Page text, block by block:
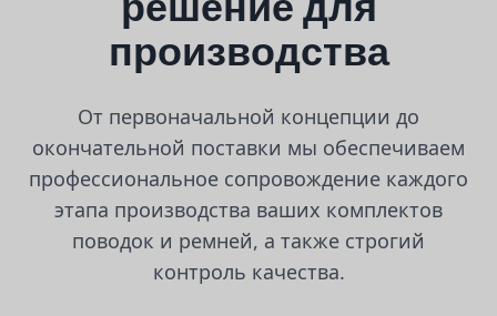
производства
От первоначальной концепции до
окончательной поставки мы обеспечиваем
профессиональное сопровождение каждого
этапа производства ваших комплектов
поводок и ремней, а также строгий
контроль качества.